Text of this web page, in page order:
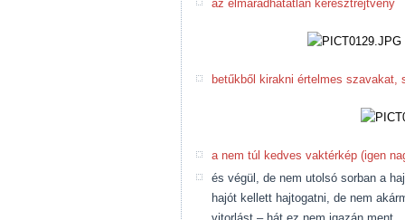
az elmaradhatatlan keresztrejtvény
betűkből kirakni értelmes
a nem túl kedves vaktérkép (igen
és végül, de nem utolsó sorban a
hajót kellett hajtogatni, de nem